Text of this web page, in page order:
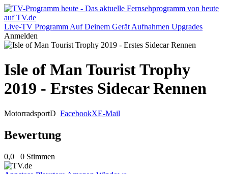
Live-TV Programm Auf Deinem Gerät Aufnahmen Upgrades
Anmelden
Isle of Man Tourist Trophy
2019 - Erstes Sidecar Rennen
MotorradsportD FacebookXE-Mail
Bewertung
0,0 0 Stimmen